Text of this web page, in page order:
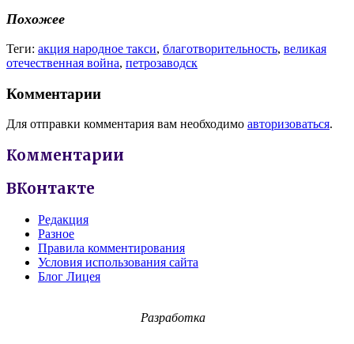
Похожее
Теги: акция народное такси, благотворительность, великая
отечественная война, петрозаводск
Комментарии
Для отправки комментария вам необходимо авторизоваться.
Комментарии
ВКонтакте
Редакция
Разное
Правила комментирования
Условия использования сайта
Блог Лицея
Разработка